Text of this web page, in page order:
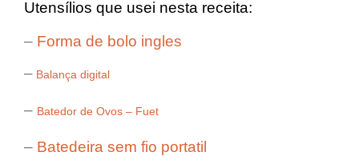
Utensílios que usei nesta receita:
– Forma de bolo ingles
– Balança digital
– Batedor de Ovos – Fuet
– Batedeira sem fio portatil